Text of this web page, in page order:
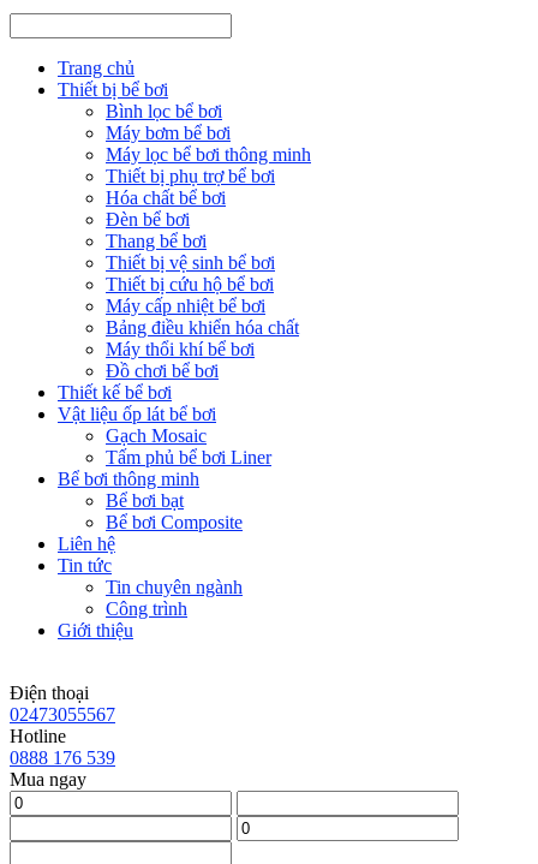
Trang chủ
Thiết bị bể bơi
Bình lọc bể bơi
Máy bơm bể bơi
Máy lọc bể bơi thông minh
Thiết bị phụ trợ bể bơi
Hóa chất bể bơi
Đèn bể bơi
Thang bể bơi
Thiết bị vệ sinh bể bơi
Thiết bị cứu hộ bể bơi
Máy cấp nhiệt bể bơi
Bảng điều khiển hóa chất
Máy thổi khí bể bơi
Đồ chơi bể bơi
Thiết kế bể bơi
Vật liệu ốp lát bể bơi
Gạch Mosaic
Tấm phủ bể bơi Liner
Bể bơi thông minh
Bể bơi bạt
Bể bơi Composite
Liên hệ
Tin tức
Tin chuyên ngành
Công trình
Giới thiệu
Điện thoại
02473055567
Hotline
0888 176 539
Mua ngay